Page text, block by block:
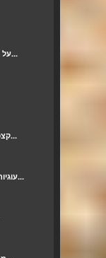
על האש טבעוני… חג עצמאות שמח...
קצפת מוס מנגו ובלוברי וסורבה מנגו...
עוגיות קוקוס לפסח עם שקדים טחונים...